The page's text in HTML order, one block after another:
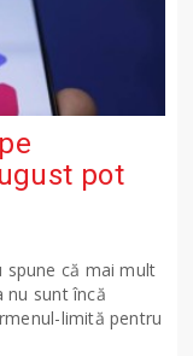
pot
spune că mai mult
nu sunt încă
limită pentru